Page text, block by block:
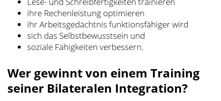
ihre Rechenleistung optimieren
ihr Arbeitsgedächtnis funktionsfähiger wird
sich das Selbstbewusstsein und
soziale Fähigkeiten verbessern.
Wer gewinnt von einem Training
seiner Bilateralen Integration?